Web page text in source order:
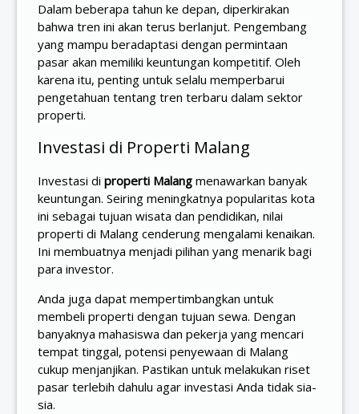
Dalam beberapa tahun ke depan, diperkirakan
bahwa tren ini akan terus berlanjut. Pengembang
yang mampu beradaptasi dengan permintaan
pasar akan memiliki keuntungan kompetitif. Oleh
karena itu, penting untuk selalu memperbarui
pengetahuan tentang tren terbaru dalam sektor
properti.
Investasi di Properti Malang
Investasi di properti Malang menawarkan banyak
keuntungan. Seiring meningkatnya popularitas kota
ini sebagai tujuan wisata dan pendidikan, nilai
properti di Malang cenderung mengalami kenaikan.
Ini membuatnya menjadi pilihan yang menarik bagi
para investor.
Anda juga dapat mempertimbangkan untuk
membeli properti dengan tujuan sewa. Dengan
banyaknya mahasiswa dan pekerja yang mencari
tempat tinggal, potensi penyewaan di Malang
cukup menjanjikan. Pastikan untuk melakukan riset
pasar terlebih dahulu agar investasi Anda tidak sia-
sia.